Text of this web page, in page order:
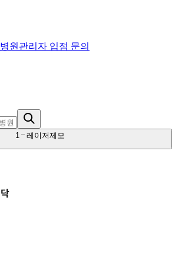
병원관리자 입점 문의
1 레이저제모